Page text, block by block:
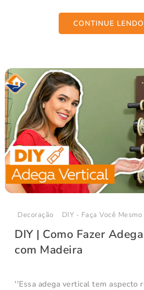
CONTINUE LENDO
Decoração DIY - Faça Você Mesmo
DIY | Como Fazer
com Madeira
''Essa adega vertical tem aspecto